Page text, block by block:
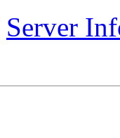
Server